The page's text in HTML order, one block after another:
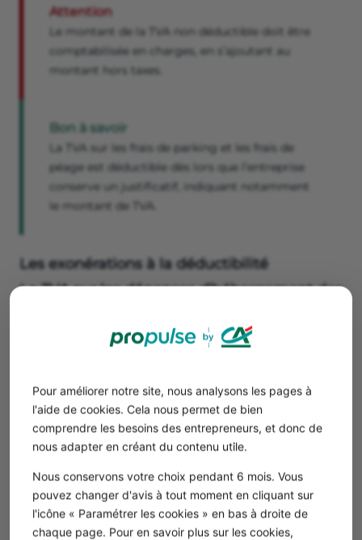
Pour améliorer notre site, nous analysons les pages à
l'aide de cookies. Cela nous permet de bien
comprendre les besoins des entrepreneurs, et donc de
nous adapter en créant du contenu utile.
Nous conservons votre choix pendant 6 mois. Vous
pouvez changer d'avis à tout moment en cliquant sur
l'icône « Paramétrer les cookies » en bas à droite de
chaque page. Pour en savoir plus sur les cookies,
Attention
Le montant de la TVA non déductible doit être
comptabilisée en charges, en s’ajoutant au
montant hors taxes.
Bon à savoir
La TVA sur les frais de parking et les frais de
péage est déductible dès lors que l’entreprise
conserve un justificatif, indiquant notamment
le montant de TVA.
Les exonérations à la déductibilité
La TVA sur les dépenses d’hébergement des
La TVA payée sur les frais d’hébergement des salariés ou
des dirigeants de l’entreprise n’est
pas déductible
DED-30-30-10.
La TVA sur les frais de transport
Certains déplacements ne sont pas assujettis à la TVA
comme lestrajets en avion, en train ou en bateau
donc pas lieu de s'interroger sur la récupération de la
TVA sur ces modes de transport.
De la même manière, le remboursement desfrais
kilométriquesne donne lieu à aucune TVA.